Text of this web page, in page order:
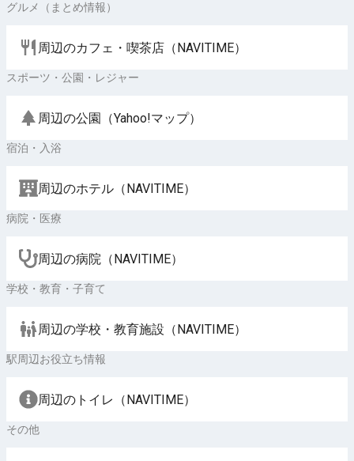
グルメ（まとめ情報）
周辺のカフェ・喫茶店（NAVITIME）
スポーツ・公園・レジャー
周辺の公園（Yahoo!マップ）
宿泊・入浴
周辺のホテル（NAVITIME）
病院・医療
周辺の病院（NAVITIME）
学校・教育・子育て
周辺の学校・教育施設（NAVITIME）
駅周辺お役立ち情報
周辺のトイレ（NAVITIME）
その他